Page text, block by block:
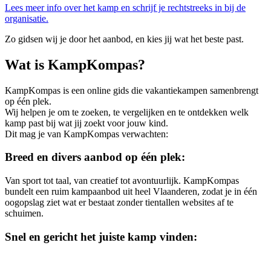
Lees meer info over het kamp en schrijf je rechtstreeks in bij de
organisatie.
Zo gidsen wij je door het aanbod, en kies jij wat het beste past.
Wat is KampKompas?
KampKompas is een online gids die vakantiekampen samenbrengt
op één plek.
Wij helpen je om te zoeken, te vergelijken en te ontdekken welk
kamp past bij wat jij zoekt voor jouw kind.
Dit mag je van KampKompas verwachten:
Breed en divers aanbod op één plek:
Van sport tot taal, van creatief tot avontuurlijk. KampKompas
bundelt een ruim kampaanbod uit heel Vlaanderen, zodat je in één
oogopslag ziet wat er bestaat zonder tientallen websites af te
schuimen.
Snel en gericht het juiste kamp vinden: